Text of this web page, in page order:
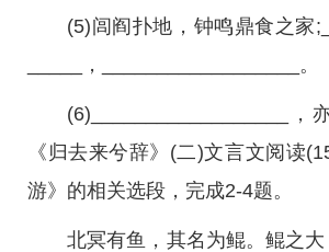
(5)闾阎扑地，钟鸣鼎食之家
_____，__________________。
(6)__________________，
《归去来兮辞》(二)文言文阅读
游》的相关选段，完成2-4题。
北冥有鱼，其名为鲲。鲲之